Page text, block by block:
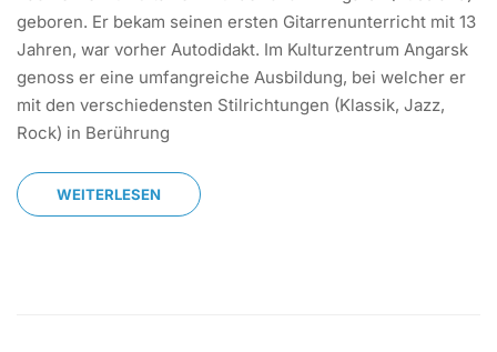
geboren. Er bekam seinen ersten Gitarrenunterricht mit 13
Jahren, war vorher Autodidakt. Im Kulturzentrum Angarsk
genoss er eine umfangreiche Ausbildung, bei welcher er
mit den verschiedensten Stilrichtungen (Klassik, Jazz,
Rock) in Berührung
WEITERLESEN